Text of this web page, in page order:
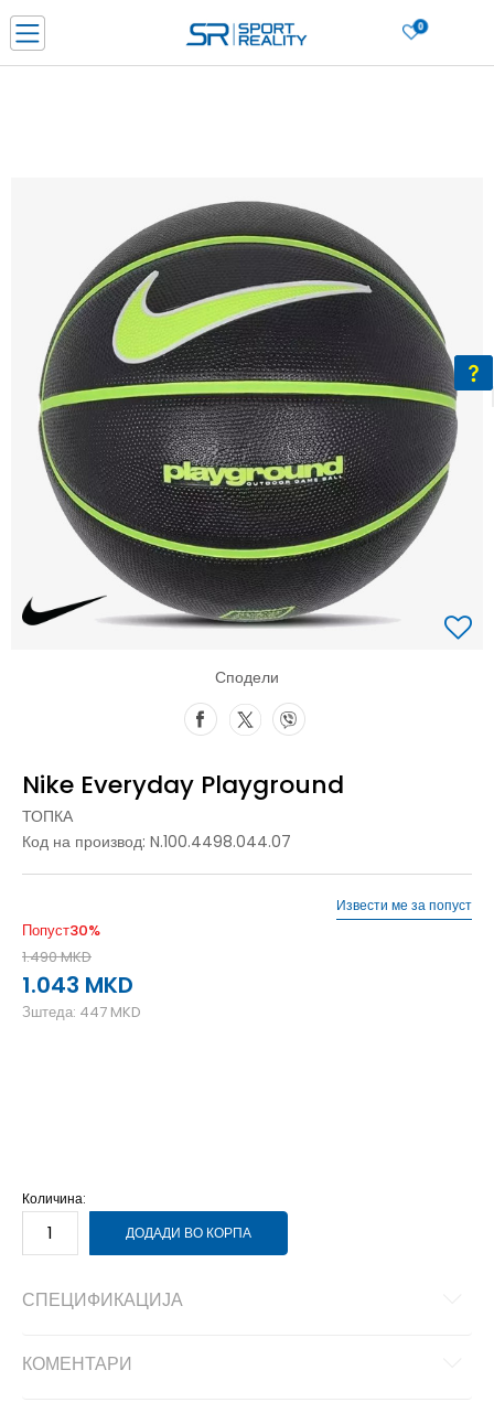
0
ДОЗНАЈ ПОВЕЌЕ
Ценовник
ДОЗНАЈ ПОВЕЌЕ
Сподели
Nike Everyday Playground
ТОПКА
Код на производ: N.100.4498.044.07
Попуст30%
1.490MKD
1.043 MKD
Зштеда: 447 MKD
Извести ме за попуст
Количина:
ДОДАДИ ВО КОРПА
СПЕЦИФИКАЦИЈА
КОМЕНТАРИ